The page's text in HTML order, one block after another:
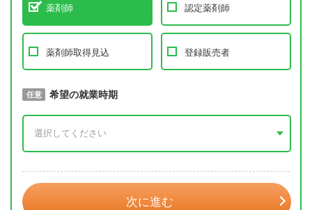
薬剤師 認定薬剤師
薬剤師取得見込 登録販売者
必須 取得予定年
任意 希望の就業時期
次に進む